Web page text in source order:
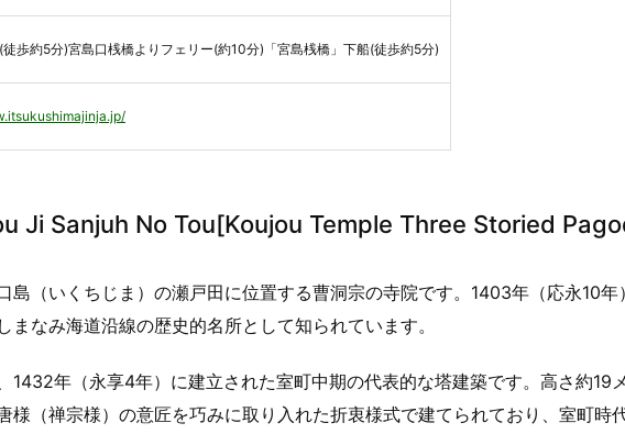
歩約5分)宮島口桟橋よりフェリー(約10分)「宮島桟橋」下船(徒歩約5分)
Ji Sanjuh No Tou[Koujou Temple Three Storied
島（いくちじま）の瀬戸田に位置する曹洞宗の寺院です。1403年（応永10年
まなみ海道沿線の歴史的名所として知られています。
1432年（永享4年）に建立された室町中期の代表的な塔建築です。高さ約19
様（禅宗様）の意匠を巧みに取り入れた折衷様式で建てられており、室町時